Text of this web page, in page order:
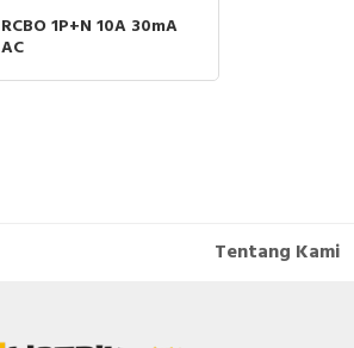
RCBO 1P+N 10A 30mA
AC
Tentang Kami